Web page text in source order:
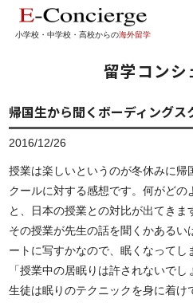
小学校・中学校・高校からの海外留学
留学コンシ
帰国生から聞くボーディングス
2016/12/26
授業は楽しいというのが冬休みに帰
クールに対する感想です。何がどの
と、日本の授業との対比が出てきま
その授業が先生の話を聞くかあるい
ートに写すかなので、眠くなってし
「授業中の居眠りは許されないで
生徒は眠りのテクニックを身に着け